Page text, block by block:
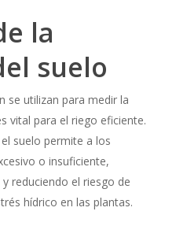
la
suelo
se utilizan para medir la
vital para el riego eficiente.
suelo permite a los
o insuficiente,
reduciendo el riesgo de
hídrico en las plantas.